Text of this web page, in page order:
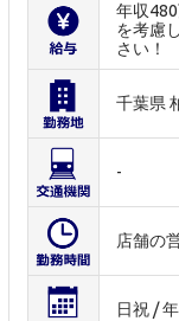
年収
を考慮
さい！
千葉県
-
店舗の
日祝 /